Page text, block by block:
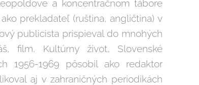
a koncentračnom tábore
prekladateľ (ruština, angličtina) v
publicista prispieval do mnohých
film, Kultúrny život, Slovenské
1956-1969 pôsobil ako redaktor
aj v zahraničných periodikách